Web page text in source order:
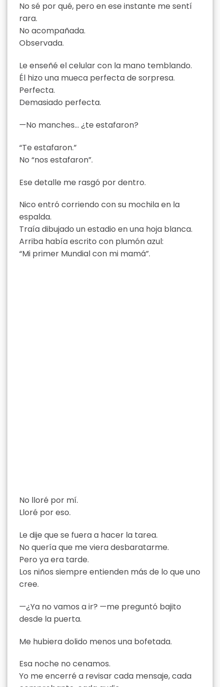
No sé por qué, pero en ese instante me sentí
rara.
No acompañada.
Observada.
Le enseñé el celular con la mano temblando.
Él hizo una mueca perfecta de sorpresa.
Perfecta.
Demasiado perfecta.
—No manches… ¿te estafaron?
“Te estafaron.”
No “nos estafaron”.
Ese detalle me rasgó por dentro.
Nico entró corriendo con su mochila en la
espalda.
Traía dibujado un estadio en una hoja blanca.
Arriba había escrito con plumón azul:
“Mi primer Mundial con mi mamá”.
No lloré por mí.
Lloré por eso.
Le dije que se fuera a hacer la tarea.
No quería que me viera desbaratarme.
Pero ya era tarde.
Los niños siempre entienden más de lo que uno
cree.
—¿Ya no vamos a ir? —me preguntó bajito
desde la puerta.
Me hubiera dolido menos una bofetada.
Esa noche no cenamos.
Yo me encerré a revisar cada mensaje, cada